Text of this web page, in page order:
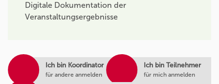
Ich bin Koordinator
für andere anmelden
Ich bin Teilnehmer
für mich anmelden
Digitale Dokumentation der
Veranstaltungsergebnisse